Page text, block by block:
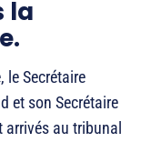
la
le Secrétaire
et son Secrétaire
arrivés au tribunal